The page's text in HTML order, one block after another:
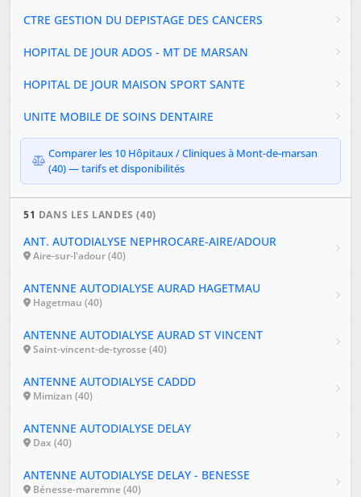
CTRE GESTION DU DEPISTAGE DES CANCERS
HOPITAL DE JOUR ADOS - MT DE MARSAN
HOPITAL DE JOUR MAISON SPORT SANTE
UNITE MOBILE DE SOINS DENTAIRE
Comparer les 10 Hôpitaux / Cliniques à Mont-de-marsan
(40) — tarifs et disponibilités
51 DANS LES LANDES (40)
ANT. AUTODIALYSE NEPHROCARE-AIRE/ADOUR
Aire-sur-l'adour (40)
ANTENNE AUTODIALYSE AURAD HAGETMAU
Hagetmau (40)
ANTENNE AUTODIALYSE AURAD ST VINCENT
Saint-vincent-de-tyrosse (40)
ANTENNE AUTODIALYSE CADDD
Mimizan (40)
ANTENNE AUTODIALYSE DELAY
Dax (40)
ANTENNE AUTODIALYSE DELAY - BENESSE
Bénesse-maremne (40)